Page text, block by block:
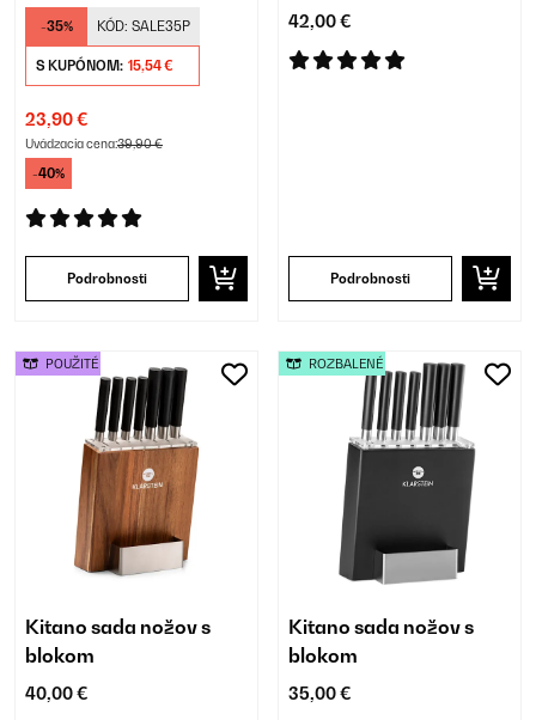
-35% KÓD: SALE35P
S KUPÓNOM: 15,54 €
23,90 €
Uvádzacia cena:39,90 €
-40%
Podrobnosti
42,00 €
Podrobnosti
Kitano sada nožov s
blokom
40,00 €
POUŽITÉ
Kitano sada nožov s
blokom
35,00 €
ROZBALENÉ